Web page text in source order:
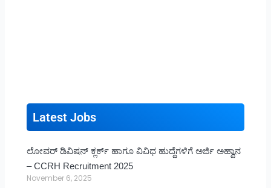
Latest Jobs
ಲೋವರ್ ಡಿವಿಷನ್ ಕ್ಲರ್ಕ್ ಹಾಗೂ ವಿವಿಧ ಹುದ್ದೆಗಳಿಗೆ ಅರ್ಜಿ ಅಹ್ವಾನ
– CCRH Recruitment 2025
November 6, 2025